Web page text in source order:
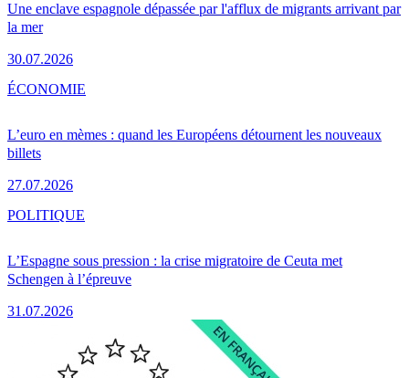
Une enclave espagnole dépassée par l'afflux de migrants arrivant par
la mer
30.07.2026
L’euro en mèmes : quand les Européens détournent les nouveaux
billets
27.07.2026
ÉCONOMIE
L’Espagne sous pression : la crise migratoire de Ceuta met
Schengen à l’épreuve
31.07.2026
POLITIQUE